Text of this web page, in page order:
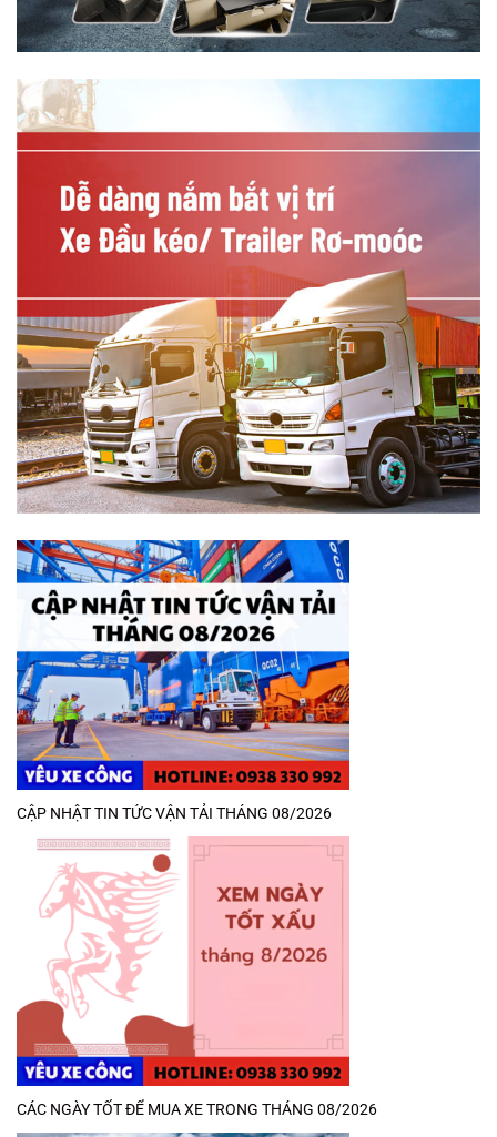
CẬP NHẬT TIN TỨC VẬN TẢI THÁNG 08/2026
CÁC NGÀY TỐT ĐỂ MUA XE TRONG THÁNG 08/2026